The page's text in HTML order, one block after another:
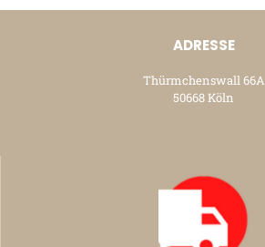
ADRESSE
Thürmchenswall 66A
50668 Köln